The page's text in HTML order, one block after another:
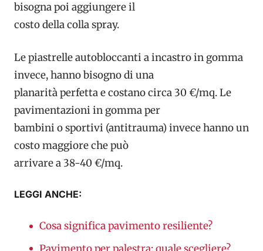
bisogna poi aggiungere il
costo della colla spray.
Le piastrelle autobloccanti a incastro in gomma
invece, hanno bisogno di una
planarità perfetta e costano circa 30 €/mq. Le
pavimentazioni in gomma per
bambini o sportivi (antitrauma) invece hanno un
costo maggiore che può
arrivare a 38-40 €/mq.
LEGGI ANCHE:
Cosa significa pavimento resiliente?
Pavimento per palestra: quale scegliere?